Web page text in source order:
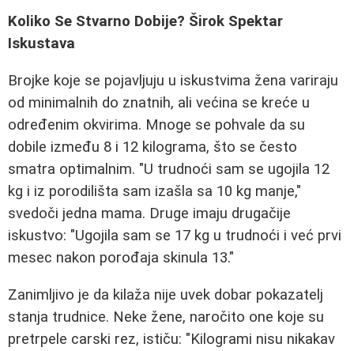
Koliko Se Stvarno Dobije? Širok Spektar
Iskustava
Brojke koje se pojavljuju u iskustvima žena variraju
od minimalnih do znatnih, ali većina se kreće u
određenim okvirima. Mnoge se pohvale da su
dobile između 8 i 12 kilograma, što se često
smatra optimalnim. "U trudnoći sam se ugojila 12
kg i iz porodilišta sam izašla sa 10 kg manje,"
svedoči jedna mama. Druge imaju drugačije
iskustvo: "Ugojila sam se 17 kg u trudnoći i već prvi
mesec nakon porođaja skinula 13."
Zanimljivo je da kilaža nije uvek dobar pokazatelj
stanja trudnice. Neke žene, naročito one koje su
pretrpele carski rez, ističu: "Kilogrami nisu nikakav